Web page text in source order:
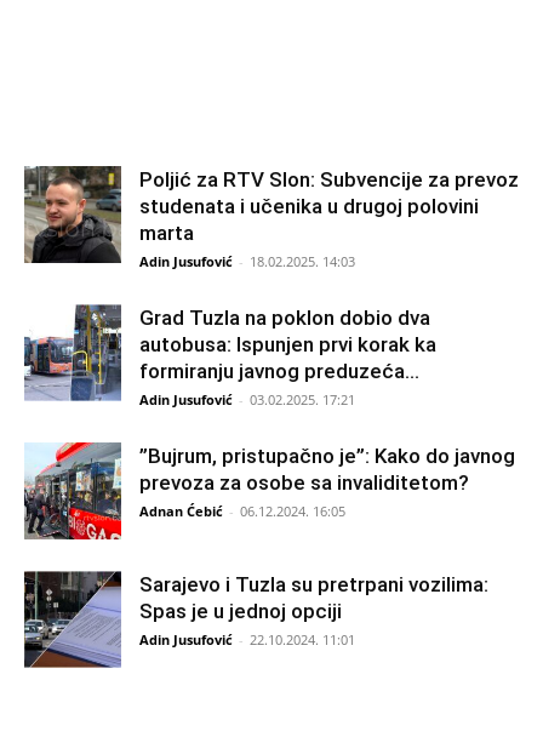
Poljić za RTV Slon: Subvencije za prevoz
studenata i učenika u drugoj polovini
marta
Adin Jusufović - 18.02.2025. 14:03
Grad Tuzla na poklon dobio dva
autobusa: Ispunjen prvi korak ka
formiranju javnog preduzeća...
Adin Jusufović - 03.02.2025. 17:21
”Bujrum, pristupačno je”: Kako do javnog
prevoza za osobe sa invaliditetom?
Adnan Ćebić - 06.12.2024. 16:05
Sarajevo i Tuzla su pretrpani vozilima:
Spas je u jednoj opciji
Adin Jusufović - 22.10.2024. 11:01